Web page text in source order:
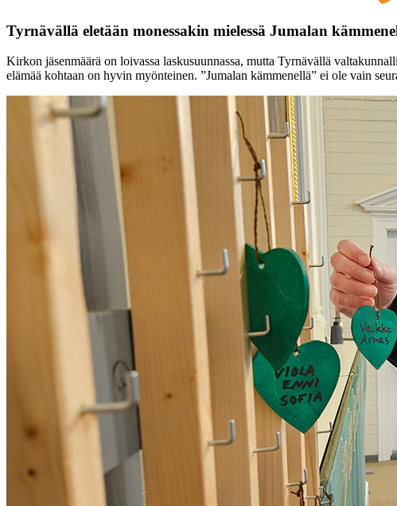
Tyrnävällä eletään monessakin mielessä Jumalan
Kirkon jäsenmäärä on loivassa laskusuunnassa, mutta Tyrnävällä
elämää kohtaan on hyvin myönteinen. ”Jumalan kämmenellä” ei ole vain